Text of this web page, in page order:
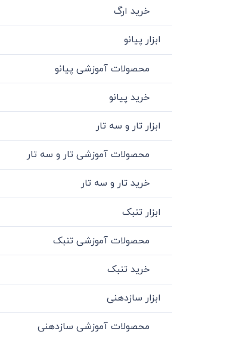
خرید ارگ
ابزار پیانو
محصولات آموزشی پیانو
خرید پیانو
ابزار تار و سه تار
محصولات آموزشی تار و سه تار
خرید تار و سه تار
ابزار تنبک
محصولات آموزشی تنبک
خرید تنبک
ابزار سازدهنی
محصولات آموزشی سازدهنی